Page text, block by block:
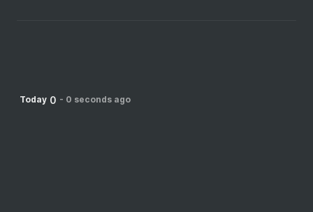
Today 0 - 0 seconds ago